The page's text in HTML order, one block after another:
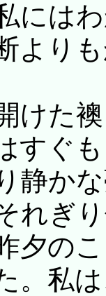
には
より
けた
すぐ
静か
れぎ
夕の
。私